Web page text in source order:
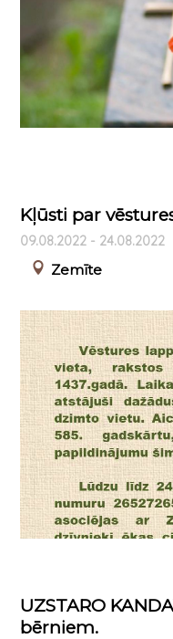
Kļūsti par
09.08.2022 - 24.08.2022
Zemīte
UZSTARO
bērniem.